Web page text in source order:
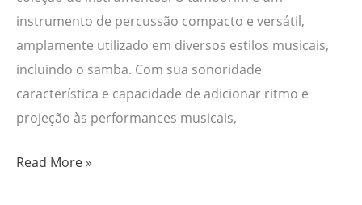
instrumento de percussão compacto e versátil,
amplamente utilizado em diversos estilos musicais,
incluindo o samba. Com sua sonoridade
característica e capacidade de adicionar ritmo e
projeção às performances musicais,
Read More »